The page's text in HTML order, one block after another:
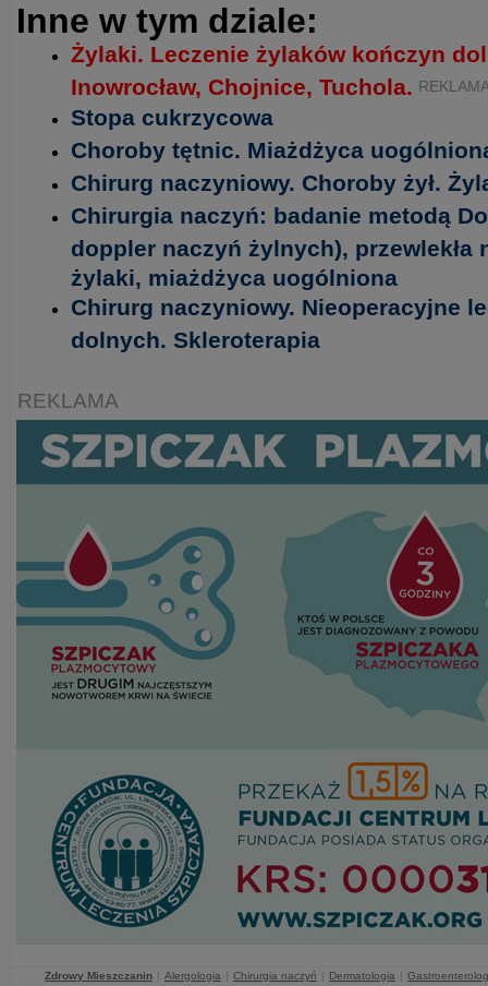
Inne w tym dziale:
Żylaki. Leczenie żylaków kończyn
Inowrocław, Chojnice, Tuchola.
Stopa cukrzycowa
Choroby tętnic. Miażdżyca
Chirurg naczyniowy. Choroby żył.
Chirurgia naczyń: badanie metodą
doppler naczyń żylnych), przewlekła
żylaki, miażdżyca uogólniona
Chirurg naczyniowy. Nieoperacyjne
dolnych. Skleroterapia
REKLAMA
Zdrowy Mieszczanin | Alergologia | Chirurgia naczyń | Dermatologia |